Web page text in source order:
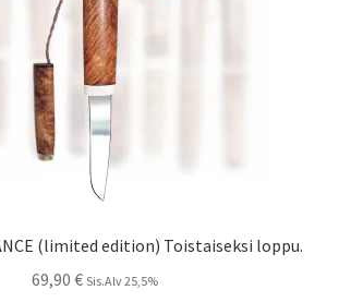
(limited edition) Toistaiseksi loppu.
69,90 € Sis.Alv 25,5%